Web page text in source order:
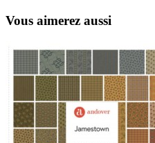
Vous aimerez aussi